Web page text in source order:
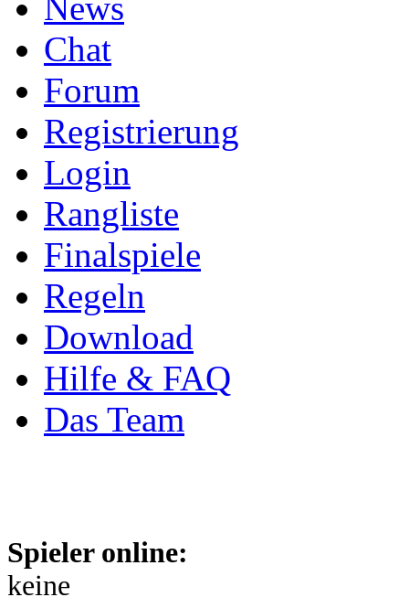
Chat
Forum
Registrierung
Login
Rangliste
Finalspiele
Regeln
Download
Hilfe & FAQ
Das Team
Spieler online:
keine